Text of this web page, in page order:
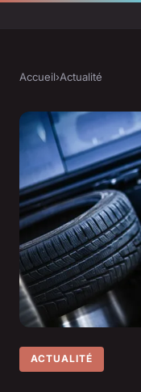
Accueil›Actualité
ACTUALITÉ